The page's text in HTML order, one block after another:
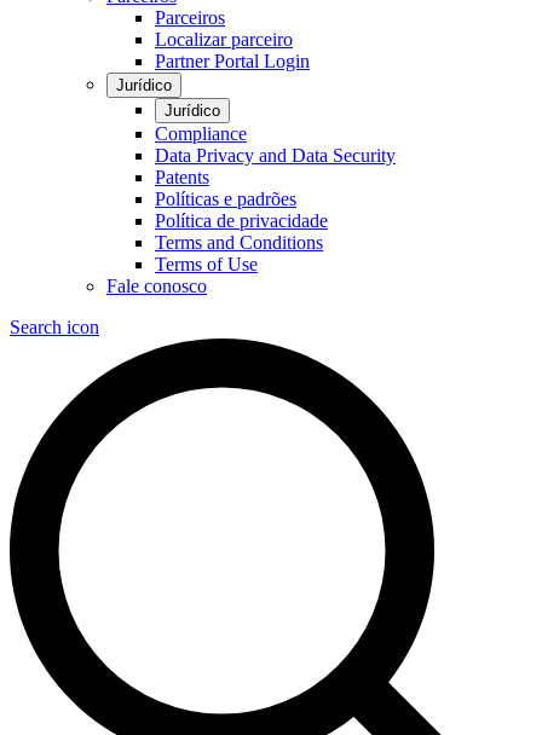
Parceiros
Localizar parceiro
Partner Portal Login
Jurídico
Jurídico
Compliance
Data Privacy and Data Security
Patents
Políticas e padrões
Política de privacidade
Terms and Conditions
Terms of Use
Fale conosco
Search icon